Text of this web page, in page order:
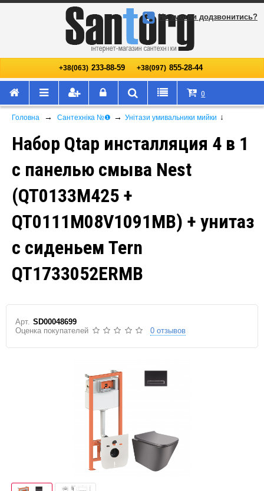
+38(063) 233-88-59 +38(097) 855-28-44
Не змогли додзвонитись?
0
Головна → Сантехніка №❶ → Унітази умивальники мийки ↓
Набор Qtap инсталляция 4 в 1
с панелью смыва Nest
(QT0133M425 +
QT0111M08V1091MB) + унитаз
с сиденьем Tern
QT1733052ERMB
Арт. SD00048699
Оценка покупателей
0 отзывов